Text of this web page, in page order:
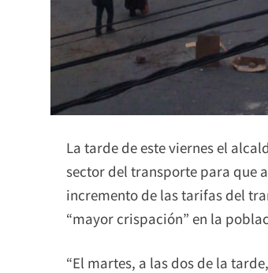
La tarde de este viernes el
sector del transporte para que
incremento de las tarifas del
“mayor crispación” en la
“El martes, a las dos de la